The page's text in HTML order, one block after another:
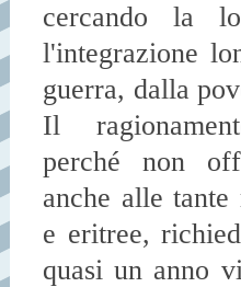
cercando la
l'integrazione
guerra, dalla
Il
perché non
anche alle tante
e eritree,
quasi un anno